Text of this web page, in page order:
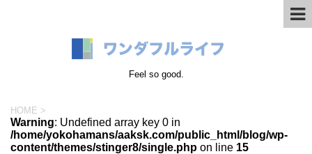
Feel so good.
HOME >
Warning: Undefined array key 0 in
/home/yokohamans/aaksk.com/public_html/blog/wp-
content/themes/stinger8/single.php on line 15